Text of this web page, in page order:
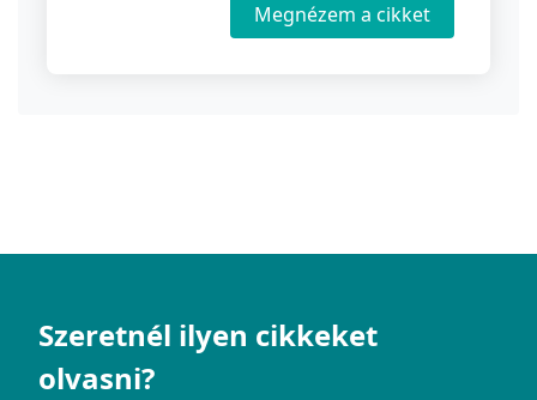
Megnézem a cikket
Szeretnél ilyen cikkeket
olvasni?